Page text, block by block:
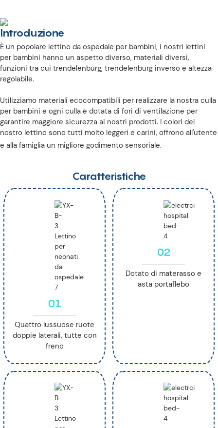
Introduzione
È un popolare lettino da ospedale per bambini, i nostri lettini
per bambini hanno un aspetto diverso, materiali diversi,
funzioni tra cui trendelenburg, trendelenburg inverso e altezza
regolabile.
Utilizziamo materiali ecocompatibili per realizzare la nostra culla
per bambini e ogni culla è dotata di fori di ventilazione per
garantire maggiore sicurezza ai nostri prodotti. I colori del
nostro lettino sono tutti molto leggeri e carini, offrono all'utente
e alla famiglia un migliore godimento sensoriale.
Caratteristiche
01
Quattro lussuose ruote
doppie laterali, tutte con
freno
02
Dotato di materasso e
asta portaflebo